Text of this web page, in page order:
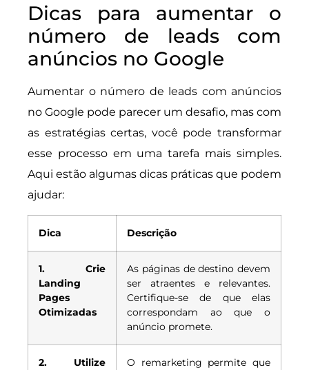
Dicas para aumentar o
número de leads com
anúncios no Google
Aumentar o número de leads com anúncios
no Google pode parecer um desafio, mas com
as estratégias certas, você pode transformar
esse processo em uma tarefa mais simples.
Aqui estão algumas dicas práticas que podem
ajudar:
Dica Descrição
1. Crie
Landing
Pages
Otimizadas
As páginas de destino devem
ser atraentes e relevantes.
Certifique-se de que elas
correspondam ao que o
anúncio promete.
2. Utilize
O remarketing permite que